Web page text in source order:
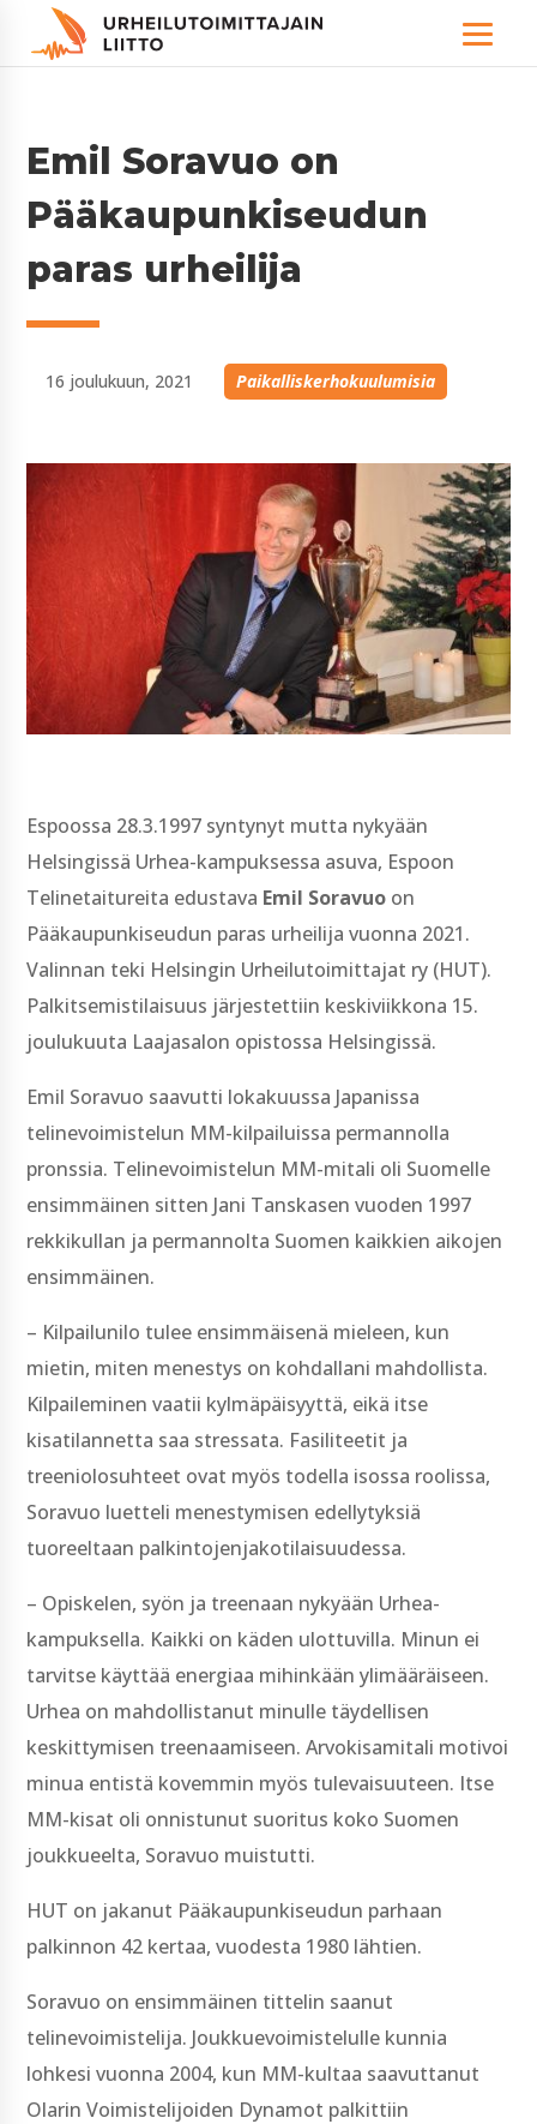
Emil Soravuo on
Pääkaupunkiseudun
paras urheilija
Espoossa 28.3.1997 syntynyt mutta nykyään
Helsingissä Urhea-kampuksessa asuva, Espoon
Telinetaitureita edustava Emil Soravuo on
Pääkaupunkiseudun paras urheilija vuonna 2021.
Valinnan teki Helsingin Urheilutoimittajat ry (HUT).
Palkitsemistilaisuus järjestettiin keskiviikkona 15.
joulukuuta Laajasalon opistossa Helsingissä.
Emil Soravuo saavutti lokakuussa Japanissa
telinevoimistelun MM-kilpailuissa permannolla
pronssia. Telinevoimistelun MM-mitali oli Suomelle
ensimmäinen sitten Jani Tanskasen vuoden 1997
rekkikullan ja permannolta Suomen kaikkien aikojen
ensimmäinen.
– Kilpailunilo tulee ensimmäisenä mieleen, kun
mietin, miten menestys on kohdallani mahdollista.
Kilpaileminen vaatii kylmäpäisyyttä, eikä itse
kisatilannetta saa stressata. Fasiliteetit ja
treeniolosuhteet ovat myös todella isossa roolissa,
Soravuo luetteli menestymisen edellytyksiä
tuoreeltaan palkintojenjakotilaisuudessa.
– Opiskelen, syön ja treenaan nykyään Urhea-
kampuksella. Kaikki on käden ulottuvilla. Minun ei
tarvitse käyttää energiaa mihinkään ylimääräiseen.
Urhea on mahdollistanut minulle täydellisen
keskittymisen treenaamiseen. Arvokisamitali motivoi
minua entistä kovemmin myös tulevaisuuteen. Itse
MM-kisat oli onnistunut suoritus koko Suomen
joukkueelta, Soravuo muistutti.
HUT on jakanut Pääkaupunkiseudun parhaan
palkinnon 42 kertaa, vuodesta 1980 lähtien.
Soravuo on ensimmäinen tittelin saanut
telinevoimistelija. Joukkuevoimistelulle kunnia
lohkesi vuonna 2004, kun MM-kultaa saavuttanut
Olarin Voimistelijoiden Dynamot palkittiin